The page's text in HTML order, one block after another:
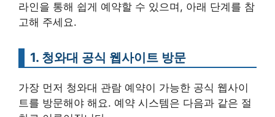
라인을 통해 쉽게 예약할 수 있으며, 아래 단계를 참
고해 주세요.
1. 청와대 공식 웹사이트 방문
가장 먼저 청와대 관람 예약이 가능한 공식 웹사이
트를 방문해야 해요. 예약 시스템은 다음과 같은 절